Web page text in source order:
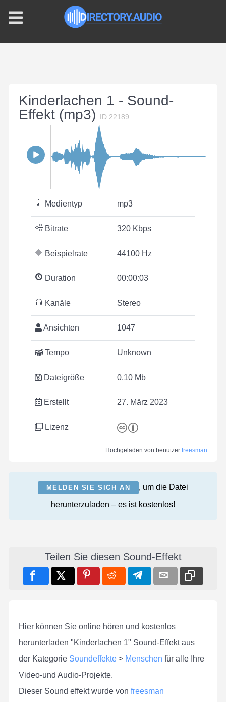
Kinderlachen 1 - Sound-
Effekt (mp3)
ID:22189
Medientyp mp3
Bitrate 320 Kbps
Beispielrate 44100 Hz
Duration 00:00:03
Kanäle Stereo
Ansichten 1047
Tempo Unknown
Dateigröße 0.10 Mb
Erstellt 27. März 2023
Lizenz
Hochgeladen von benutzer freesman
MELDEN SIE SICH AN
, um die Datei
herunterzuladen – es ist kostenlos!
Teilen Sie diesen Sound-Effekt
Hier können Sie online hören und kostenlos
herunterladen "Kinderlachen 1" Sound-Effekt aus
der Kategorie Soundeffekte > Menschen für alle Ihre
Video-und Audio-Projekte.
Dieser Sound effekt wurde von freesman